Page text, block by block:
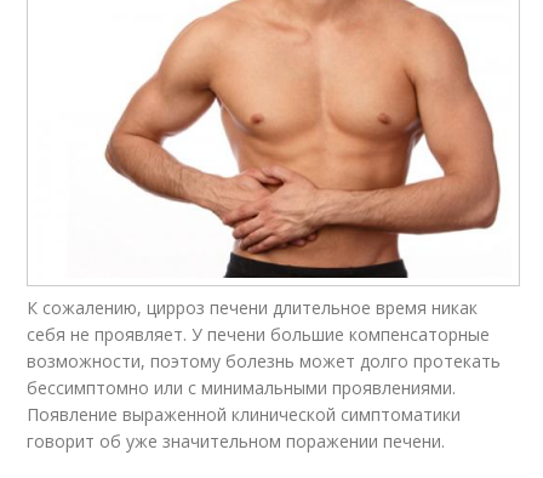
К сожалению, цирроз печени длительное время никак
себя не проявляет. У печени большие компенсаторные
возможности, поэтому болезнь может долго протекать
бессимптомно или с минимальными проявлениями.
Появление выраженной клинической симптоматики
говорит об уже значительном поражении печени.